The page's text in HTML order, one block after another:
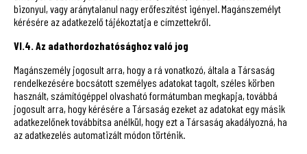
bizonyul, vagy aránytalanul nagy erőfeszítést igényel. Magánszemélyt
kérésére az adatkezelő tájékoztatja e címzettekről.
VI.4. Az adathordozhatósághoz való jog
Magánszemély jogosult arra, hogy a rá vonatkozó, általa a Társaság
rendelkezésére bocsátott személyes adatokat tagolt, széles körben
használt, számítógéppel olvasható formátumban megkapja, továbbá
jogosult arra, hogy kérésére a Társaság ezeket az adatokat egy másik
adatkezelőnek továbbítsa anélkül, hogy ezt a Társaság akadályozná, ha
az adatkezelés automatizált módon történik.